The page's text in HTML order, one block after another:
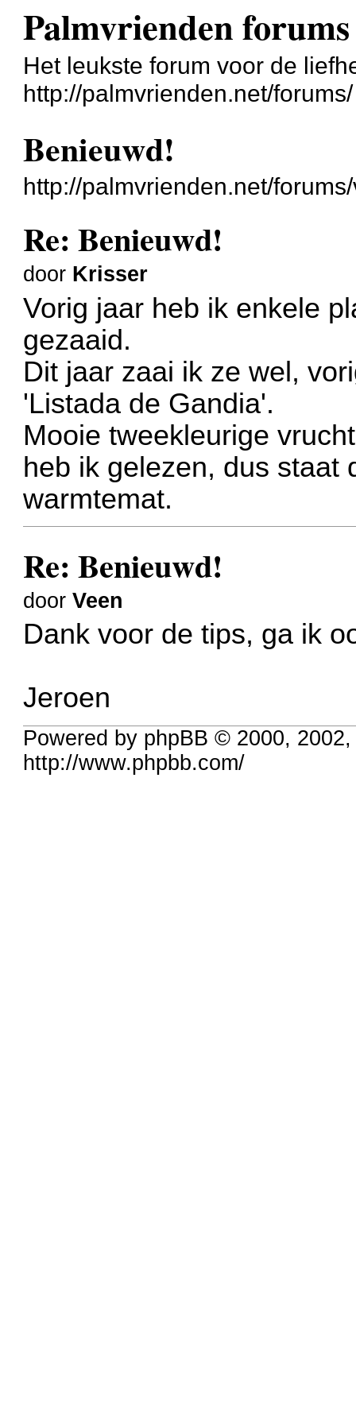
Palmvrienden forums
Het leukste forum voor de
http://palmvrienden.net/forums/
Benieuwd!
http://palmvrienden.net/
Re: Benieuwd!
door Krisser
Vorig jaar heb ik enkele
gezaaid.
Dit jaar zaai ik ze wel,
'Listada de Gandia'.
Mooie tweekleurige
heb ik gelezen, dus staat
warmtemat.
Re: Benieuwd!
doorVeen
Dank voor de tips, ga ik
Jeroen
Powered by phpBB © 2000,
http://www.phpbb.com/